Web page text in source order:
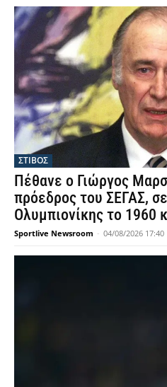
ΣΤΙΒΟΣ
Πέθανε ο Γιώργος
πρόεδρος του ΣΕΓΑΣ,
Ολυμπιονίκης το 1960
Sportlive Newsroom - 04/08/2026 17:40